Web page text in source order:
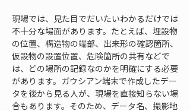
現場では、見た目でだいたいわかるだけでは
不十分な場面があります。たとえば、埋設物
の位置、構造物の端部、出来形の確認箇所、
仮設物の設置位置、危険箇所の共有などで
は、どの場所の記録なのかを明確にする必要
があります。ガウシアン端末で作成したデー
タを後から見る人が、現場を直接知らない場
合もあります。そのため、データ名、撮影地